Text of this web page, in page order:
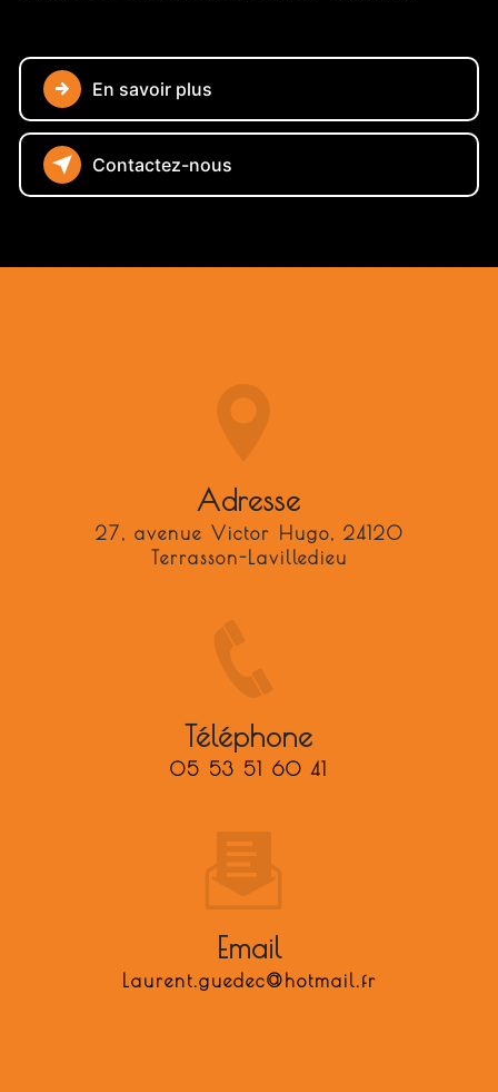
En savoir plus
Contactez-nous
Adresse
27, avenue Victor Hugo, 24120
Terrasson-Lavilledieu
Téléphone
05 53 51 60 41
Email
laurent.guedec@hotmail.fr